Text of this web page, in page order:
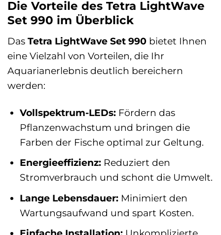
Die Vorteile des Tetra LightWave
Set 990 im Überblick
Das Tetra LightWave Set 990 bietet Ihnen
eine Vielzahl von Vorteilen, die Ihr
Aquarianerlebnis deutlich bereichern
werden:
Vollspektrum-LEDs:Fördern das
Pflanzenwachstum und bringen die
Farben der Fische optimal zur Geltung.
Energieeffizienz:Reduziert den
Stromverbrauch und schont die Umwelt.
Lange Lebensdauer:Minimiert den
Wartungsaufwand und spart Kosten.